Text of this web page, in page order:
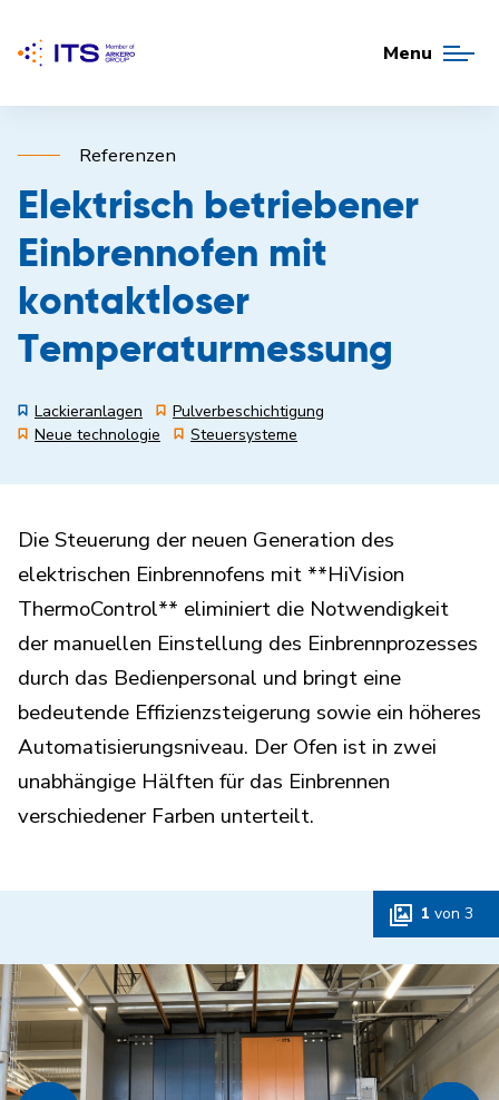
Menu
Referenzen
Elektrisch betriebener
Einbrennofen mit
kontaktloser
Temperaturmessung
Lackieranlagen
Pulverbeschichtigung
Neue technologie
Steuersysteme
Die Steuerung der neuen Generation des
elektrischen Einbrennofens mit **HiVision
ThermoControl** eliminiert die Notwendigkeit
der manuellen Einstellung des Einbrennprozesses
durch das Bedienpersonal und bringt eine
bedeutende Effizienzsteigerung sowie ein höheres
Automatisierungsniveau. Der Ofen ist in zwei
unabhängige Hälften für das Einbrennen
verschiedener Farben unterteilt.
1 von 3